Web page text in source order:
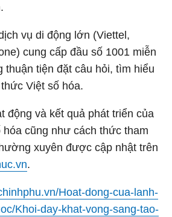
vụ di động lớn (Viettel,
cung cấp đầu số 1001 miễn
thuận tiện đặt câu hỏi, tìm hiểu
Việt số hóa.
động và kết quả phát triển của
cũng như cách thức tham
xuyên được cập nhật trên
.
Hoat-dong-cua-lanh-
Khoi-day-khat-vong-sang-tao-